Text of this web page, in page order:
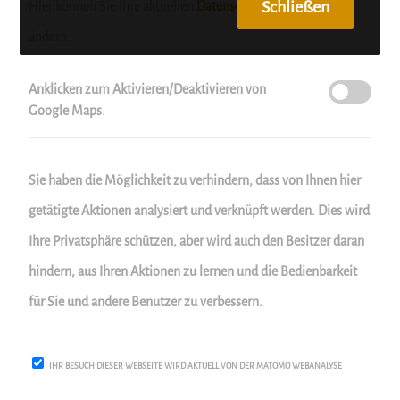
Datenschutzeinstellungen
Anklicken zum Aktivieren/Deaktivieren von
Google Maps.
Sie haben die Möglichkeit zu verhindern, dass von Ihnen hier
getätigte Aktionen analysiert und verknüpft werden. Dies wird
Ihre Privatsphäre schützen, aber wird auch den Besitzer daran
hindern, aus Ihren Aktionen zu lernen und die Bedienbarkeit
für Sie und andere Benutzer zu verbessern.
IHR BESUCH DIESER WEBSEITE WIRD AKTUELL VON DER MATOMO WEBANALYSE
Schließen